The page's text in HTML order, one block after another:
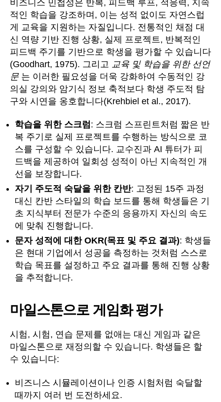
비즈니스 민첩성은 반복, 피드백 루프, 적응력, 지속
적인 학습을 강조하며, 이는 성적 없이도 자연스럽
게 교육을 지원하는 자질입니다. 전통적인 채점 대
신 역량 기반 진행 상황, 실제 프로젝트, 반복적인
피드백 주기를 기반으로 학생을 평가할 수 있습니다
(Goodhart, 1975). 그리고
교육 및 학습을 위한 선언
문 는 이러한 필요성을 더욱 강화하여 수동적인 강
의실 강의와 암기식 정보 축적보다 학생 주도적 탐
구와 시연을 옹호합니다(Krehbiel et al., 2017).
학습을 위한 스크럼 : 스크럼 스프린트처럼 짧은 반
복 주기로 실제 프로젝트를 수행하는 방식으로 코
스를 구성할 수 있습니다. 교수진과 AI 튜터가 피
드백을 제공하여 일회성 성적이 아닌 지속적인 개
선을 보장합니다.
자기 주도적 숙달을 위한 칸반: 고정된 15주 과정
대신 칸반 스타일의 학습 보드를 통해 학생들은 기
초 지식부터 전문가 수준의 응용까지 자신의 속도
에 맞춰 진행합니다.
문자 성적에 대한 OKR(목표 및 주요 결과): 학생들
은 현대 기업에서 성공을 측정하는 것처럼 스스로
학습 목표를 설정하고 주요 결과를 통해 진행 상황
을 추적합니다.
마일스톤으로 게임화 평가
시험, 시험, 연습 문제를 없애는 대신 게임과 같은
마일스톤으로 재정의할 수 있습니다. 학생들은 할
수 있습니다:
비즈니스 시뮬레이션이나 인증 시험처럼 숙달할
때까지 여러 번 도전하세요.